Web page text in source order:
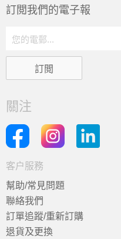
訂閲我們的電子報
關注
客户服務
幫助/常見問題
聯絡我們
訂單追蹤/重新訂購
退貨及更換